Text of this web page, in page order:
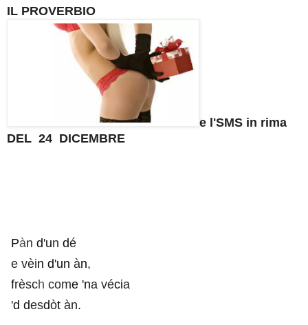
IL PROVERBIO
e l'SMS in rima
DEL 24 DICEMBRE
Pàn d'un dé
e vèin d'un àn,
frèsch come 'na vécia
'd desdòt àn.